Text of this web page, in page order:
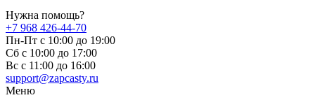
Нужна помощь?
+7 968 426-44-70
Пн-Пт с 10:00 до 19:00
Сб с 10:00 до 17:00
Вс c 11:00 до 16:00
support@zapcasty.ru
Меню